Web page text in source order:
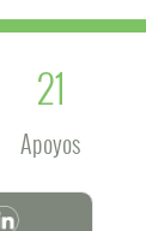
21
Apoyos